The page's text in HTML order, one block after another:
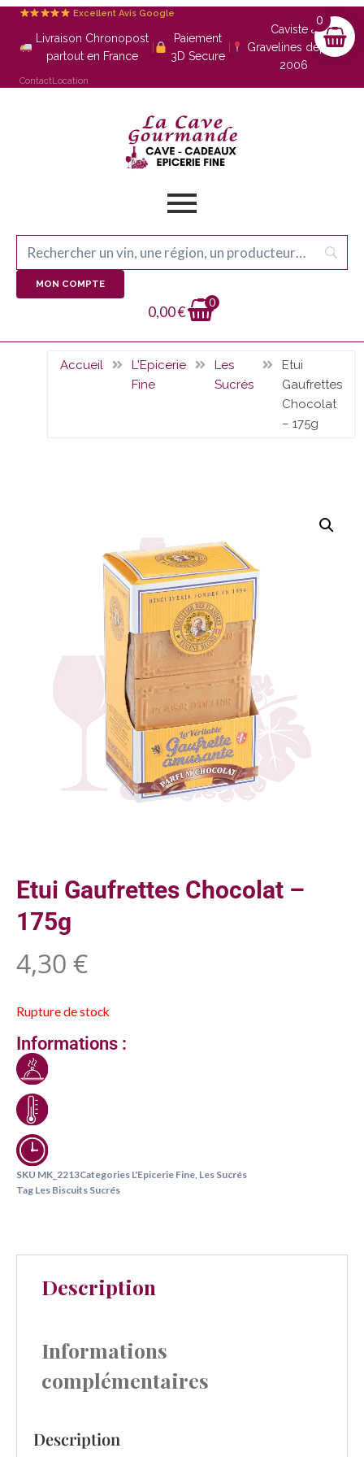
Excellent Avis Google
Livraison Chronopost
partout en France
Paiement
3D Secure
Caviste à
Gravelines depuis
2006
ContactLocation
MON COMPTE
0,00€
0
Accueil
L'Epicerie
Fine
Les
Sucrés
Etui
Gaufrettes
Chocolat
– 175g
Etui Gaufrettes Chocolat –
175g
4,30 €
Rupture de stock
Informations :
SKU MK_2213Categories L'Epicerie Fine Les Sucrés
Tag Les Biscuits Sucrés
Description
Informations
complémentaires
Description
0